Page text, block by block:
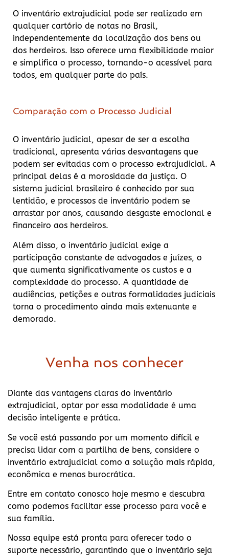
O inventário extrajudicial pode ser realizado em
qualquer cartório de notas no Brasil,
independentemente da localização dos bens ou
dos herdeiros. Isso oferece uma flexibilidade maior
e simplifica o processo, tornando-o acessível para
todos, em qualquer parte do país.
Comparação com o Processo Judicial
O inventário judicial, apesar de ser a escolha
tradicional, apresenta várias desvantagens que
podem ser evitadas com o processo extrajudicial. A
principal delas é a morosidade da justiça. O
sistema judicial brasileiro é conhecido por sua
lentidão, e processos de inventário podem se
arrastar por anos, causando desgaste emocional e
financeiro aos herdeiros.
Além disso, o inventário judicial exige a
participação constante de advogados e juízes, o
que aumenta significativamente os custos e a
complexidade do processo. A quantidade de
audiências, petições e outras formalidades judiciais
torna o procedimento ainda mais extenuante e
demorado.
Venha nos conhecer
Diante das vantagens claras do inventário
extrajudicial, optar por essa modalidade é uma
decisão inteligente e prática.
Se você está passando por um momento difícil e
precisa lidar com a partilha de bens, considere o
inventário extrajudicial como a solução mais rápida,
econômica e menos burocrática.
Entre em contato conosco hoje mesmo e descubra
como podemos facilitar esse processo para você e
sua família.
Nossa equipe está pronta para oferecer todo o
suporte necessário, garantindo que o inventário seja